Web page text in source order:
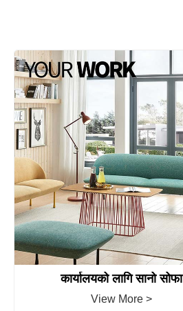
कार्यालयको लागि सानो सोफा
View More >